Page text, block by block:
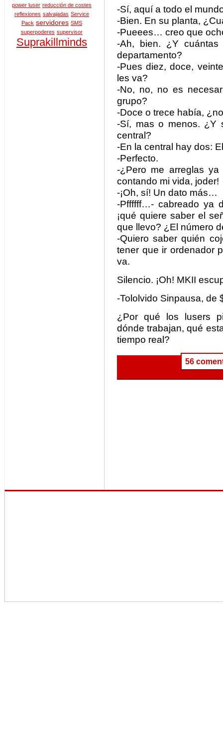
power luser reducción de costes
reflexiones salvajadas Service
Pack servidores SMS
superpoderes supervisor
Suprakillminds
-Sí, aquí a todo el
-Bien. En su planta,
-Pueees… creo que
-Ah, bien. ¿Y
departamento?
-Pues diez, doce,
les va?
-No, no, no es
grupo?
-Doce o trece había,
-Sí, mas o menos. ¿Y
central?
-En la central hay dos:
-Perfecto.
-¿Pero me arreglas
contando mi vida, joder!
-¡Oh, sí! Un dato más…
-Pffffff…- cabreado ya
¡qué quiere saber el
que llevo? ¿El número
-Quiero saber quién
tener que ir ordenador
va.
Silencio. ¡Oh! MKII
-Tololvido Sinpausa, de
¿Por qué los lusers
dónde trabajan, qué
tiempo real?
56